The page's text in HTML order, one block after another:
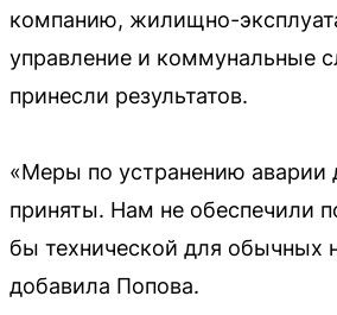
компанию, жилищно-
управление и коммунальные
принесли результатов.
«Меры по устранению аварии
приняты. Нам не обеспечили
бы технической для обычных
добавила Попова.